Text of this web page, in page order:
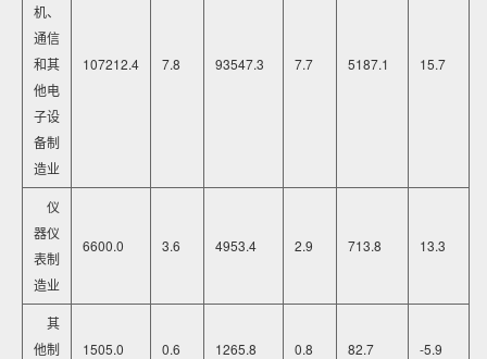
机、
通信
和其
他电
子设
备制
造业
107212.4 7.8 93547.3 7.7 5187.1 15.7
仪
器仪
表制
造业
6600.0 3.6 4953.4 2.9 713.8 13.3
其
他制
1505.0 0.6 1265.8 0.8 82.7 -5.9